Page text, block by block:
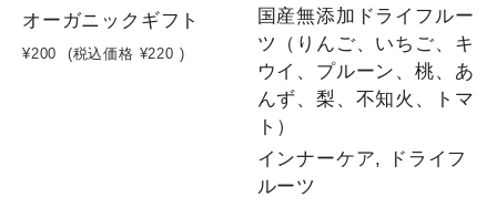
オーガニックギフト
¥200 (税込価格 ¥220 )
国産無添加ドライフルー
ツ（りんご、いちご、キ
ウイ、プルーン、桃、あ
んず、梨、不知火、トマ
ト）
インナーケア, ドライフ
ルーツ